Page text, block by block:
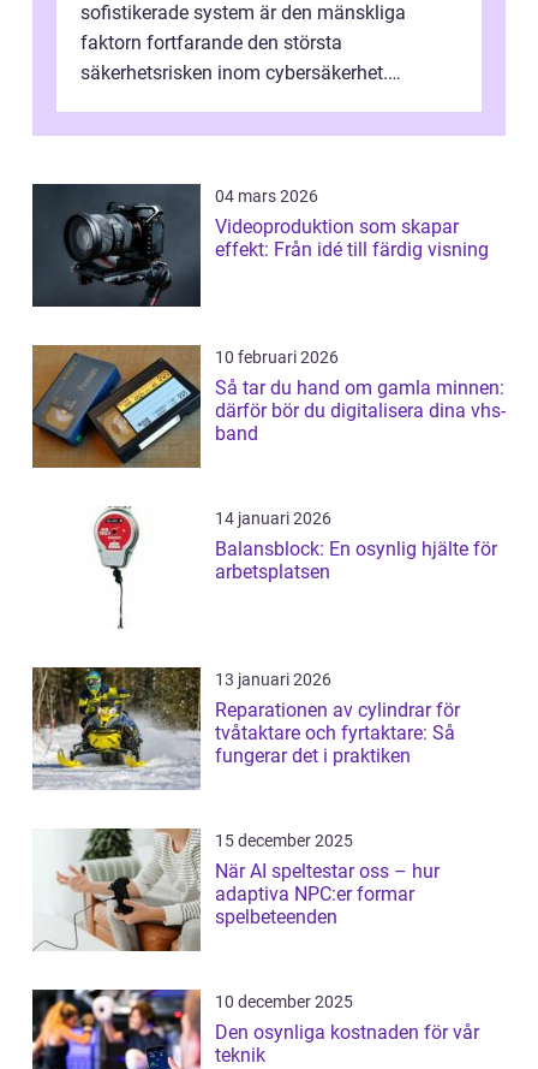
sofistikerade system är den mänskliga
faktorn fortfarande den största
säkerhetsrisken inom cybersäkerhet.
04 mars 2026
Videoproduktion som skapar
effekt: Från idé till färdig visning
10 februari 2026
Så tar du hand om gamla minnen:
därför bör du digitalisera dina vhs-
band
14 januari 2026
Balansblock: En osynlig hjälte för
arbetsplatsen
13 januari 2026
Reparationen av cylindrar för
tvåtaktare och fyrtaktare: Så
fungerar det i praktiken
15 december 2025
När AI speltestar oss – hur
adaptiva NPC:er formar
spelbeteenden
10 december 2025
Den osynliga kostnaden för vår
teknik